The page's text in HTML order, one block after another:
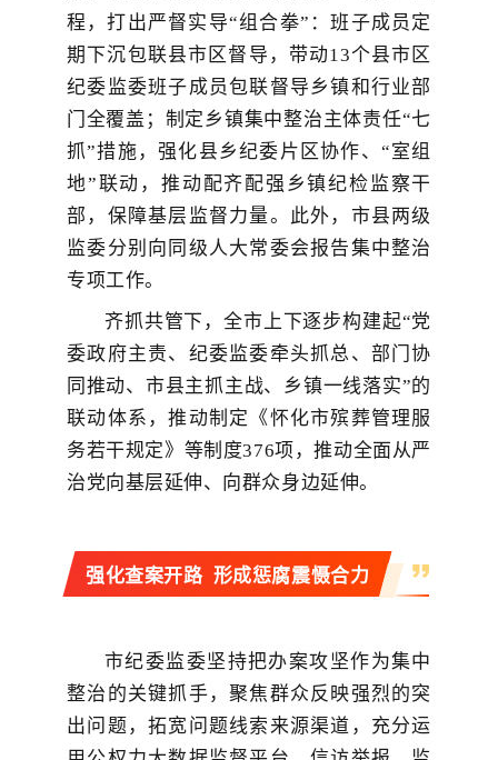
程，打出严督实导“组合拳”：班子成员定
期下沉包联县市区督导，带动13个县市区
纪委监委班子成员包联督导乡镇和行业部
门全覆盖；制定乡镇集中整治主体责任“七
抓”措施，强化县乡纪委片区协作、“室组
地”联动，推动配齐配强乡镇纪检监察干
部，保障基层监督力量。此外，市县两级
监委分别向同级人大常委会报告集中整治
专项工作。
齐抓共管下，全市上下逐步构建起“党
委政府主责、纪委监委牵头抓总、部门协
同推动、市县主抓主战、乡镇一线落实”的
联动体系，推动制定《怀化市殡葬管理服
务若干规定》等制度376项，推动全面从严
治党向基层延伸、向群众身边延伸。
强化查案开路 形成惩腐震慑合力
市纪委监委坚持把办案攻坚作为集中
整治的关键抓手，聚焦群众反映强烈的突
出问题，拓宽问题线索来源渠道，充分运